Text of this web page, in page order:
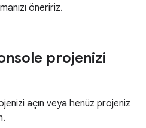
öneririz.
projenizi
açın veya henüz projeniz